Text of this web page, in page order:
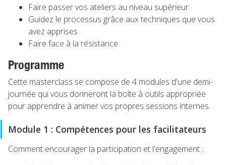
Faire passer vos ateliers au niveau supérieur
Guidez le processus grâce aux techniques que vous
avez apprises
Faire face à la résistance
Programme
Cette masterclass se compose de 4 modules d'une demi-
journée qui vous donneront la boîte à outils appropriée
pour apprendre à animer vos propres sessions internes.
Module 1 : Compétences pour les facilitateurs
Comment encourager la participation et l'engagement :